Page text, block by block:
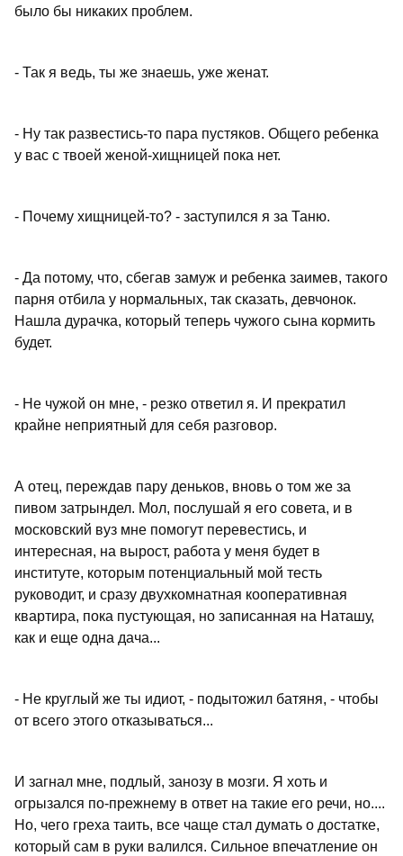
было бы никаких проблем.
- Так я ведь, ты же знаешь, уже женат.
- Ну так развестись-то пара пустяков. Общего ребенка
у вас с твоей женой-хищницей пока нет.
- Почему хищницей-то? - заступился я за Таню.
- Да потому, что, сбегав замуж и ребенка заимев, такого
парня отбила у нормальных, так сказать, девчонок.
Нашла дурачка, который теперь чужого сына кормить
будет.
- Не чужой он мне, - резко ответил я. И прекратил
крайне неприятный для себя разговор.
А отец, переждав пару деньков, вновь о том же за
пивом затрындел. Мол, послушай я его совета, и в
московский вуз мне помогут перевестись, и
интересная, на вырост, работа у меня будет в
институте, которым потенциальный мой тесть
руководит, и сразу двухкомнатная кооперативная
квартира, пока пустующая, но записанная на Наташу,
как и еще одна дача...
- Не круглый же ты идиот, - подытожил батяня, - чтобы
от всего этого отказываться...
И загнал мне, подлый, занозу в мозги. Я хоть и
огрызался по-прежнему в ответ на такие его речи, но....
Но, чего греха таить, все чаще стал думать о достатке,
который сам в руки валился. Сильное впечатление он